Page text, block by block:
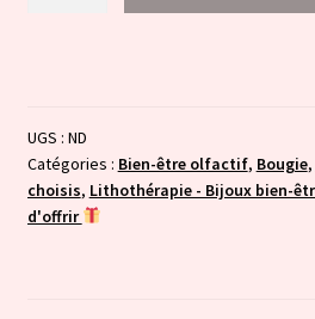
bois
UGS : ND
Catégories : Bien-être olfactif, Bougie,
choisis, Lithothérapie - Bijoux bien-
d'offrir